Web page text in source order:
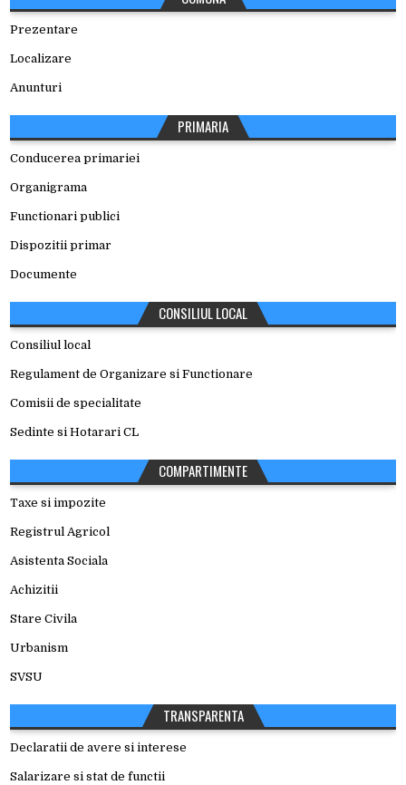
Prezentare
Localizare
Anunturi
PRIMARIA
Conducerea primariei
Organigrama
Functionari publici
Dispozitii primar
Documente
CONSILIUL LOCAL
Consiliul local
Regulament de Organizare si Functionare
Comisii de specialitate
Sedinte si Hotarari CL
COMPARTIMENTE
Taxe si impozite
Registrul Agricol
Asistenta Sociala
Achizitii
Stare Civila
Urbanism
SVSU
TRANSPARENTA
Declaratii de avere si interese
Salarizare si stat de functii